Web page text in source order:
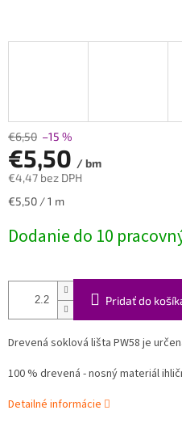
€6,50 –15 %
€5,50 / bm
€4,47 bez DPH
Jednotková
€5,50 / 1 m
Dodanie do 10
Pridať do
Drevená soklová lišta PW58 je
100 % drevená - nosný materiál
Detailné informácie